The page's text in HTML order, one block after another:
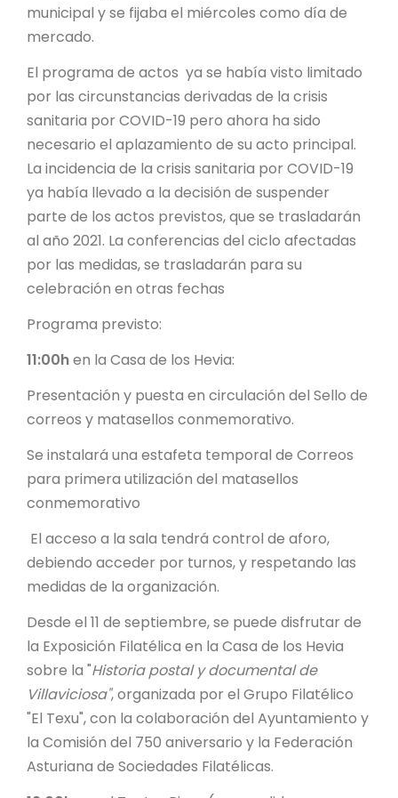
municipal y se fijaba el miércoles como día de
mercado.
El programa de actos ya se había visto limitado
por las circunstancias derivadas de la crisis
sanitaria por COVID-19 pero ahora ha sido
necesario el aplazamiento de su acto principal.
La incidencia de la crisis sanitaria por COVID-19
ya había llevado a la decisión de suspender
parte de los actos previstos, que se trasladarán
al año 2021. La conferencias del ciclo afectadas
por las medidas, se trasladarán para su
celebración en otras fechas
Programa previsto:
11:00hen la Casa de los Hevia:
Presentación y puesta en circulación del Sello de
correos y matasellos conmemorativo.
Se instalará una estafeta temporal de Correos
para primera utilización del matasellos
conmemorativo
El acceso a la sala tendrá control de aforo,
debiendo acceder por turnos, y respetando las
medidas de la organización.
Desde el 11 de septiembre, se puede disfrutar de
la Exposición Filatélica en la Casa de los Hevia
sobre la "Historia postal y documental de
Villaviciosa", organizada por el Grupo Filatélico
"El Texu", con la colaboración del Ayuntamiento y
la Comisión del 750 aniversario y la Federación
Asturiana de Sociedades Filatélicas.